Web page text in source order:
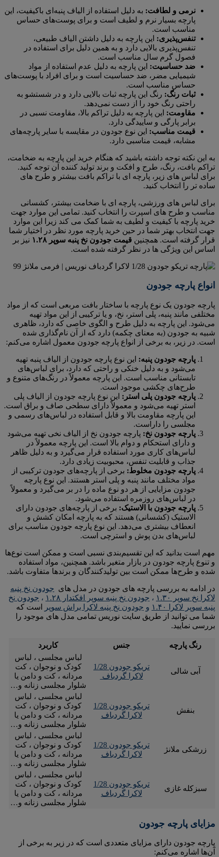
نرمی و لطافت: به دلیل استفاده از الیاف پنبه‌ای باکیفیت، این
پارچه بسیار نرم و لطیف است و برای پوست‌های حساس
مناسب است.
تنفس‌پذیری: این پارچه به دلیل داشتن الیاف طبیعی،
تنفس‌پذیری بالایی دارد و به همین دلیل برای استفاده در
فصول گرم سال مناسب است.
ضد حساسیت: این پارچه به دلیل عدم استفاده از مواد
شیمیایی مضر، ضد حساسیت است و برای افراد با پوست‌های
حساس مناسب است.
ثبات رنگ: رنگ این پارچه ثبات بالایی دارد و در شستشو به
راحتی رنگ خود را از دست نمی‌دهد.
مقاومت: این پارچه به دلیل تراکم بالا، مقاومت نسبی در
برابر پارگی و ساییدگی دارد.
قیمت مناسب: این نوع جودون در مقایسه با سایر پارچه‌های
مشابه، قیمت مناسبی دارد.
به این نکته توجه داشته باشید که هنگام خرید این پارچه به ضخامت،
تراکم بافت، رنگ، طرح و افکت و برند تولید کننده آن توجه کنید.
برای لباس های زیر، پارچه ای با تراکم بافت بیشتر و طرح های
ساده تر را انتخاب کنید.
برای لباس های ورزشی، پارچه ای با ضخامت بیشتر، کشسانی
مناسب و طرح های اسپرت را انتخاب کنید. تمامی این موارد جهت
خرید پارچه با کیفیت و لطیف به شما کمک می کند زیرا این موارد
جهت انتخاب بهتر شما در حین خرید پارچه مورد نظر در اختیار شما
قرار گرفته است. همچنین قیمت جودون نخ پنبه سوپر ۱.۲۸
نیز بر
اساس این ویژگی ها در نظر گرفته شده است.
انواع پارچه جودون
پارچه جودون یک نوع پارچه با ساختار بافت مربعی است که از مواد
مختلفی مانند پنبه، پلی استر، نخ، و یا ترکیبی از این مواد تهیه
می‌شود. این پارچه به دلیل طرح و الگوی خاصی که دارد، ظاهری
شبیه به جودون (به معنای چکمه) دارد که از آن نام‌گذاری شده
است. در زیر، به برخی از انواع پارچه جودون معمول اشاره می‌کنم:
پارچه جودون پنبه: این نوع پارچه جودون از الیاف پنبه تهیه
می‌شود و به دلیل خنکی و راحتی که دارد، برای لباس‌های
تابستانی مناسب است. این پارچه معمولاً در رنگ‌های متنوع و
طرح‌های چکشی موجود است.
پارچه جودون پلی استر: این نوع پارچه جودون از الیاف پلی
استر تهیه می‌شود و معمولاً دارای سطحی صاف و براق است.
این پارچه مقاومت بالا و قابل استفاده در لباس‌های رسمی و
مجلسی را داراست.
پارچه جودون نخ: پارچه جودون نخ از الیاف نخی تهیه می‌شود
و دارای استحکام و دوام بالا است. این پارچه معمولاً در
لباس‌های کاری مورد استفاده قرار می‌گیرد و به دلیل ظاهر
جذاب و قابلیت تنفس، محبوبیت زیادی دارد.
پارچه جودون مخلوط: برخی از پارچه‌های جودون ترکیبی از
مواد مختلف مانند پنبه و پلی استر هستند. این نوع پارچه
جودون مزایایی از هر دو نوع ماده را در بر می‌گیرد و معمولاً
در لباس‌های روزمره استفاده می‌شود.
پارچه جودون با الاستیک: برخی از پارچه‌های جودون دارای
الاستیک (کشسانی) هستند که به پارچه امکان کشش و
انعطاف بیشتری می‌دهد. این نوع پارچه جودون مناسب برای
لباس‌های بدن پوش و استرچی است.
مهم است بدانید که این تقسیم‌بندی نسبی است و ممکن است نوع‌ها
و تنوع پارچه جودون در بازار متغیر باشد. همچنین، مواد استفاده
شده و طرح‌ها ممکن است بین تولیدکنندگان و برندها متفاوت باشد.
در ادامه به بررسی پارچه های جودون در مدل های جودون نخ پنبه
لاکرا نخ سوپر ۱.۳۰
، جودون نخ پنبه سوپر افکتدار ۱.۲۸ ، جودون نخ
پنبه سوپر لاکرا ۱.۴۰
و جودون نخ پنبه لاکرا براش سوپر
است که
شما می توانید از طریق سایت نوریس تمامی مدل های موجود را
بررسی نمایید.
رنگ پارچه جنس کاربرد
آبی شالی
تریکو جودون 1/28
لاکرا گردباف
لباس مجلسی ، لباس
کودک و نوجوان ، کت
مردانه ، کت و دامن یا
شلوار مجلسی زنانه و…
بنفش
تریکو جودون 1/28
لاکرا گردباف
لباس مجلسی ، لباس
کودک و نوجوان ، کت
مردانه ، کت و دامن یا
شلوار مجلسی زنانه و…
زرشکی ملانژ
تریکو جودون 1/28
لاکرا گردباف
لباس مجلسی ، لباس
کودک و نوجوان ، کت
مردانه ، کت و دامن یا
شلوار مجلسی زنانه و…
سبزکله غازی
تریکو جودون 1/28
لاکرا گردباف
لباس مجلسی ، لباس
کودک و نوجوان ، کت
مردانه ، کت و دامن یا
شلوار مجلسی زنانه و…
مزایای پارچه جودون
پارچه جودون دارای مزایای متعددی است که در زیر به برخی از
آن‌ها اشاره می‌کنم: